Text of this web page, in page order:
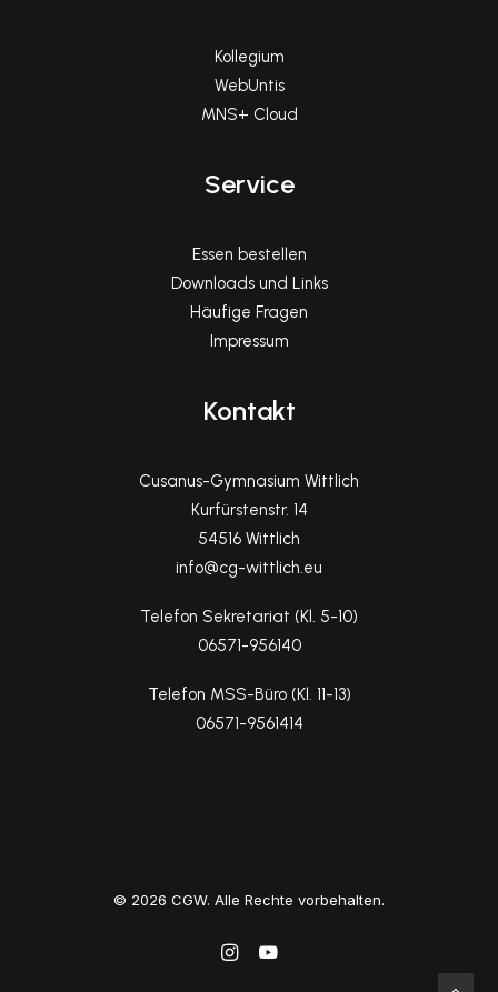
Kollegium
WebUntis
MNS+ Cloud
Service
Essen bestellen
Downloads und Links
Häufige Fragen
Impressum
Kontakt
Cusanus-Gymnasium Wittlich
Kurfürstenstr. 14
54516 Wittlich
info@cg-wittlich.eu
Telefon Sekretariat (Kl. 5-10)
06571-956140
Telefon MSS-Büro (Kl. 11-13)
06571-9561414
© 2026 CGW. Alle Rechte vorbehalten.